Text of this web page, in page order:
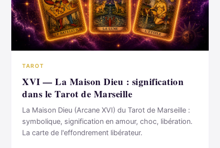
TAROT
XVI — La Maison Dieu : signification
dans le Tarot de Marseille
La Maison Dieu (Arcane XVI) du Tarot de Marseille :
symbolique, signification en amour, choc, libération.
La carte de l'effondrement libérateur.